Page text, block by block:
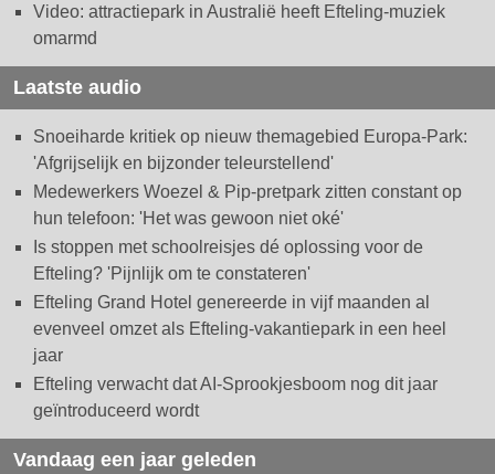
Video: attractiepark in Australië heeft Efteling-muziek
omarmd
Laatste audio
Snoeiharde kritiek op nieuw themagebied Europa-Park:
'Afgrijselijk en bijzonder teleurstellend'
Medewerkers Woezel & Pip-pretpark zitten constant op
hun telefoon: 'Het was gewoon niet oké'
Is stoppen met schoolreisjes dé oplossing voor de
Efteling? 'Pijnlijk om te constateren'
Efteling Grand Hotel genereerde in vijf maanden al
evenveel omzet als Efteling-vakantiepark in een heel
jaar
Efteling verwacht dat AI-Sprookjesboom nog dit jaar
geïntroduceerd wordt
Vandaag een jaar geleden